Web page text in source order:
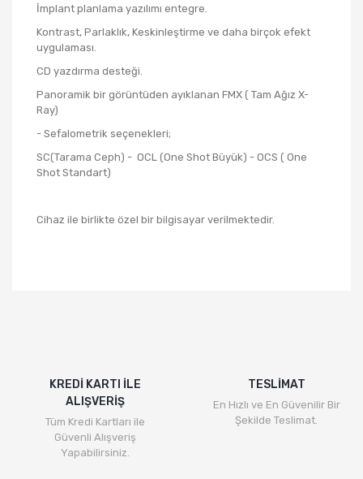
İmplant planlama yazılımı entegre.
Kontrast, Parlaklık, Keskinleştirme ve daha birçok efekt
uygulaması.
CD yazdırma desteği.
Panoramik bir görüntüden ayıklanan FMX ( Tam Ağız X-
Ray)
- Sefalometrik seçenekleri;
SC(Tarama Ceph) - OCL (One Shot Büyük) - OCS ( One
Shot Standart)
Cihaz ile birlikte özel bir bilgisayar verilmektedir.
Ürün açıklamasında eksik bilgiler bulunuyor.
Ürün bilgilerinde hatalar bulunuyor.
Ürün fiyatı diğer sitelerden daha pahalı.
Bu ürüne benzer farklı alternatifler olmalı.
KREDİ KARTI İLE
ALIŞVERİŞ
Tüm Kredi Kartları ile
Güvenli Alışveriş
Yapabilirsiniz.
TESLİMAT
En Hızlı ve En Güvenilir Bir
Şekilde Teslimat.